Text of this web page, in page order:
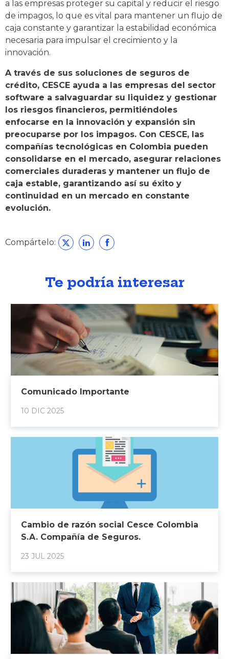
a las empresas proteger su capital y reducir el riesgo
de impagos, lo que es vital para mantener un flujo de
caja constante y garantizar la estabilidad económica
necesaria para impulsar el crecimiento y la
innovación.
A través de sus soluciones de seguros de
crédito, CESCE ayuda a las empresas del sector
software a salvaguardar su liquidez y gestionar
los riesgos financieros, permitiéndoles
enfocarse en la innovación y expansión sin
preocuparse por los impagos. Con CESCE, las
compañías tecnológicas en Colombia pueden
consolidarse en el mercado, asegurar relaciones
comerciales duraderas y mantener un flujo de
caja estable, garantizando así su éxito y
continuidad en un mercado en constante
evolución.
Compártelo:
Te podría interesar
Comunicado Importante
10 DIC 2025
Cambio de razón social Cesce Colombia
S.A. Compañía de Seguros.
23 JUL 2025